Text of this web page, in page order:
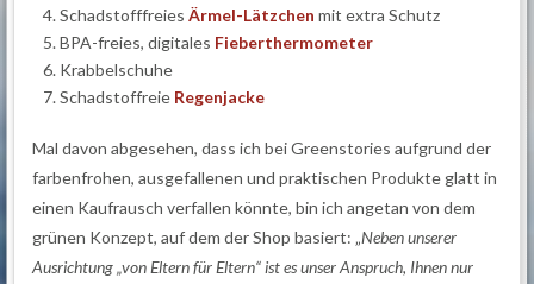
SchadstofffreiesÄrmel-Lätzchen mit extra Schutz
BPA-freies, digitales Fieberthermometer
Krabbelschuhe
Schadstoffreie Regenjacke
Mal davon abgesehen, dass ich bei Greenstories aufgrund der
farbenfrohen, ausgefallenen und praktischen Produkte glatt in
einen Kaufrausch verfallen könnte, bin ich angetan von dem
grünen Konzept, auf dem der Shop basiert: „Neben unserer
Ausrichtung „von Eltern für Eltern“ ist es unser Anspruch, Ihnen nur